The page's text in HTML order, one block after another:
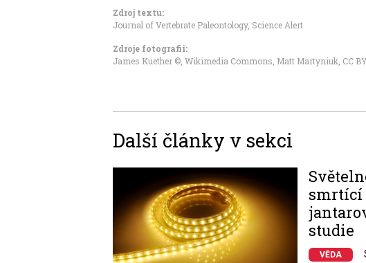
Zdroj textu:
Journal of Vertebrate Paleontology, Science Alert
Zdroje fotografii:
James Kuether © Wikimedia Commons, Matt Martyniuk CC
Další články v sekci
smrtící
studie
VĚDA